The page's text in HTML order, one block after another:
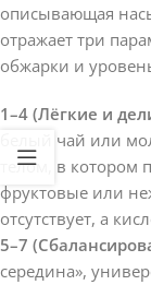
описывающая
отражает три
обжарки и
1–4 (Лёгкие и
белый чай или
телом, в
фруктовые или
отсутствует, а
5–7
середина»,